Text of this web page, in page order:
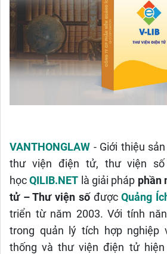
VANTHONGLAW - Giới thiệu
thư viện điện tử, thư viện số
họcQILIB.NET là giải pháp phần
tử – Thư viện sốđượcQuảng
triển từ năm 2003. Với tính
trong quản lý tích hợp nghiệp
thống và thư viện điện tử hiện